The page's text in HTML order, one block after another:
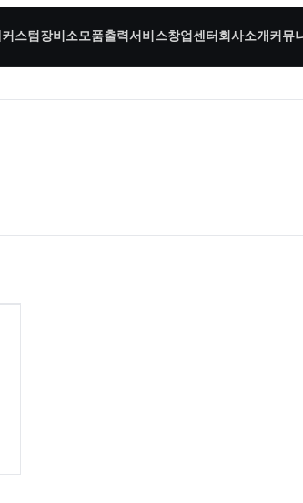
커스텀장비 소모품출력서비스창업센터 회사소개 커뮤